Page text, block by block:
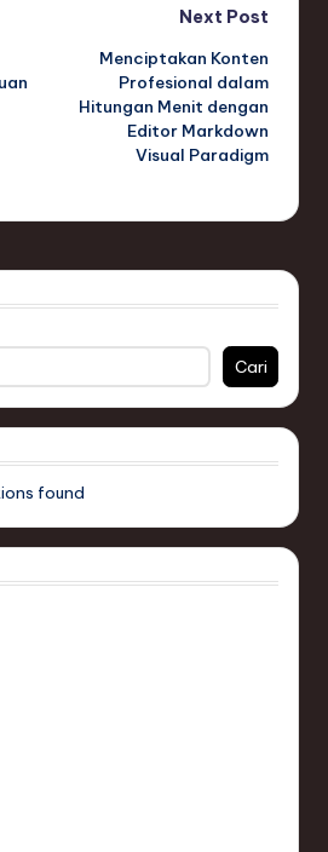
Next Post
Menciptakan Konten
Profesional dalam
Hitungan Menit dengan
Editor Markdown
Visual Paradigm
Cari
found